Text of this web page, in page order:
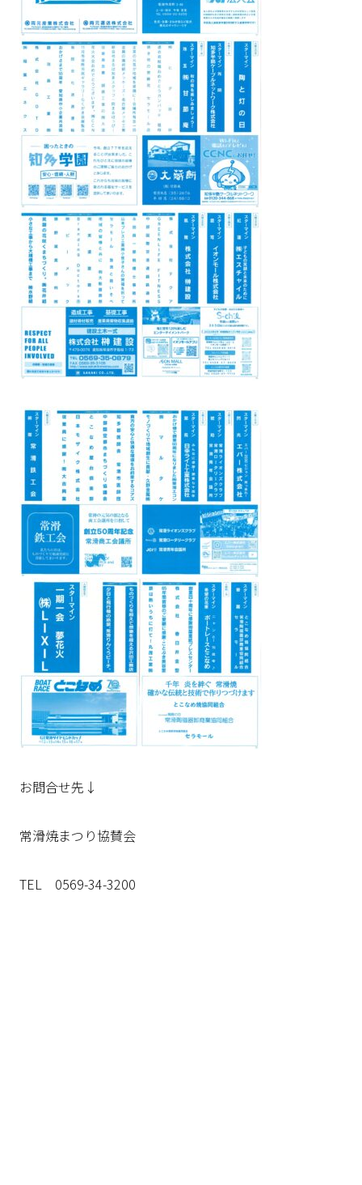
お問合せ先↓
常滑焼まつり協賛会
TEL 0569-34-3200